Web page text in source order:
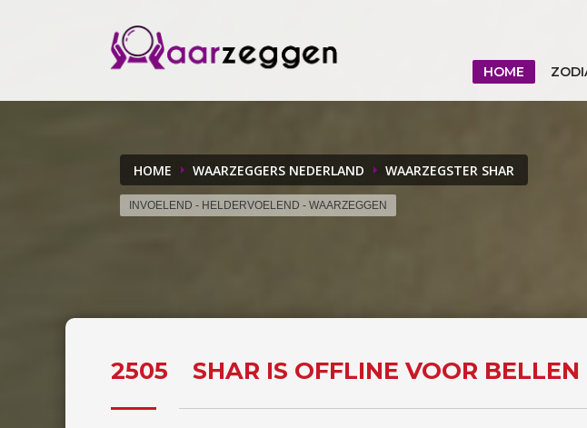
HOME
HOME WAARZEGGERS NEDERLAND WAARZEGSTER SHAR
INVOELEND - HELDERVOELEND - WAARZEGGEN
2505 SHAR IS OFFLINE VOOR BELLEN